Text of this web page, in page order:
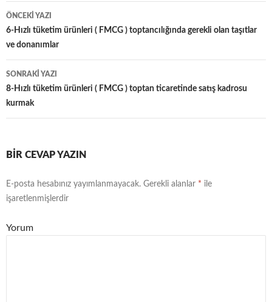
Yazı
ÖNCEKI YAZI
6-Hızlı tüketim ürünleri ( FMCG ) toptancılığında gerekli olan taşıtlar
ve donanımlar
SONRAKI YAZI
8-Hızlı tüketim ürünleri ( FMCG ) toptan ticaretinde satış kadrosu
kurmak
BIR CEVAP YAZIN
E-posta hesabınız yayımlanmayacak. Gerekli alanlar * ile
işaretlenmişlerdir
Yorum